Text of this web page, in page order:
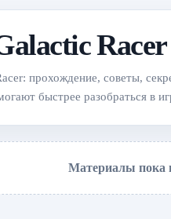
Racer
прохождение, советы,
быстрее разобраться в
Материалы пока